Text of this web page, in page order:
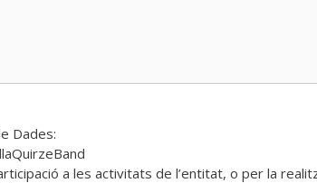
Dades:
a les activitats de l’entitat, o per la